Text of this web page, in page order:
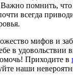
Важно помнить,
всегда
мифов и
в удовольствии
Приходите в
наши